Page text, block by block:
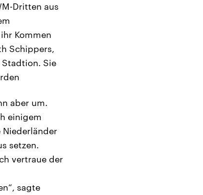
Dritten aus
Kommen
Schippers,
Sie
aber um.
einigem
Niederländer
setzen.
vertraue der
sagte